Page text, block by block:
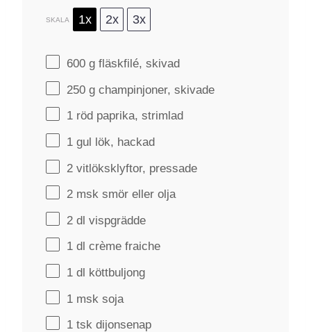
SKALA 1x 2x 3x
600 g fläskfilé, skivad
250 g champinjoner, skivade
1 röd paprika, strimlad
1 gul lök, hackad
2 vitlöksklyftor, pressade
2 msk smör eller olja
2 dl vispgrädde
1 dl crème fraiche
1 dl köttbuljong
1 msk soja
1 tsk dijonsenap